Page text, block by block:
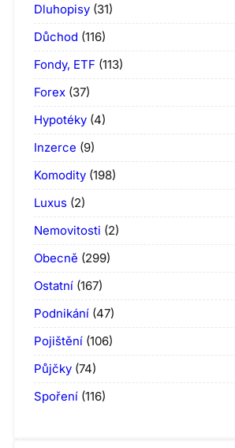
Dluhopisy (31)
Důchod (116)
Fondy, ETF (113)
Forex (37)
Hypotéky (4)
Inzerce (9)
Komodity (198)
Luxus (2)
Nemovitosti (2)
Obecně (299)
Ostatní (167)
Podnikání (47)
Pojištění (106)
Půjčky (74)
Spoření (116)